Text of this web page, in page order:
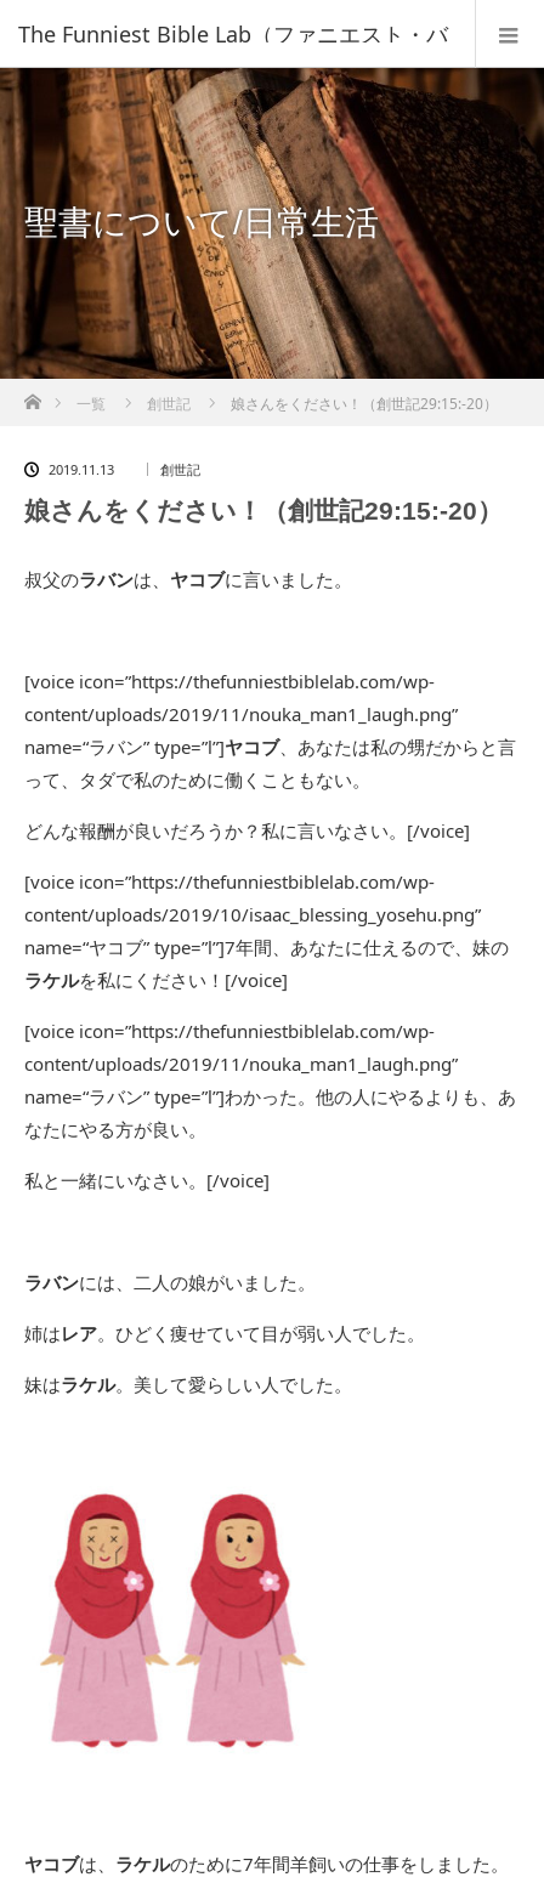
The Funniest Bible Lab（ファニエスト・バ
イブル・ラボ）｜キリスト教福音宣教会
聖書について/日常生活
ホーム一覧 創世記 娘さんをください！（創世記29:15:-20）
2019.11.13 創世記
娘さんをください！（創世記29:15:-20）
叔父のラバンは、 ヤコブに言いました。
[voice icon=”https://thefunniestbiblelab.com/wp-
content/uploads/2019/11/nouka_man1_laugh.png”
name=“ラバン” type=”l”]ヤコブ、あなたは私の甥だからと言
って、タダで私のために働くこともない。
どんな報酬が良いだろうか？私に言いなさい。[/voice]
[voice icon=”https://thefunniestbiblelab.com/wp-
content/uploads/2019/10/isaac_blessing_yosehu.png”
name=“ヤコブ” type=”l”]7年間、あなたに仕えるので、妹の
ラケルを私にください！[/voice]
[voice icon=”https://thefunniestbiblelab.com/wp-
content/uploads/2019/11/nouka_man1_laugh.png”
name=“ラバン” type=”l”]わかった。他の人にやるよりも、あ
なたにやる方が良い。
私と一緒にいなさい。[/voice]
ラバンには、二人の娘がいました。
姉はレア。ひどく痩せていて目が弱い人でした。
妹はラケル。美して愛らしい人でした。
ヤコブは、 ラケルのために7年間羊飼いの仕事をしました。